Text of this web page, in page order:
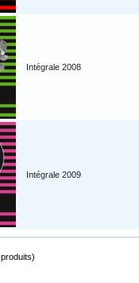
Intégrale 2008
Intégrale 2009
produits)